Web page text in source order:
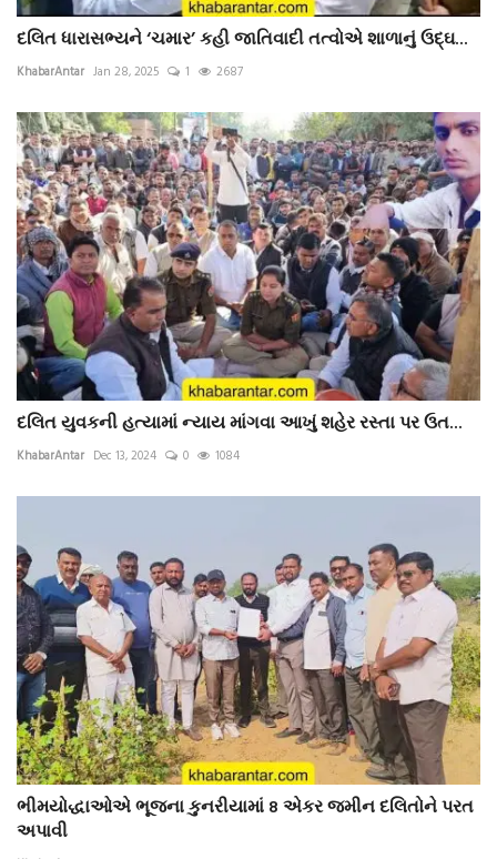
દલિત ધારાસભ્યને ‘ચમાર’ કહી જાતિવાદી તત્વોએ શાળાનું ઉદ્ઘ...
KhabarAntar Jan 28, 2025 1 2687
દલિત યુવકની હત્યામાં ન્યાય માંગવા આખું શહેર રસ્તા પર ઉત...
KhabarAntar Dec 13, 2024 0 1084
ભીમયોદ્ધાઓએ ભૂજના કુનરીયામાં 8 એકર જમીન દલિતોને પરત
અપાવી